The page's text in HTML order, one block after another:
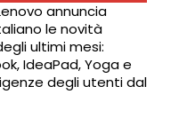
annuncia
le novità
ultimi mesi:
IdeaPad, Yoga e
degli utenti dal